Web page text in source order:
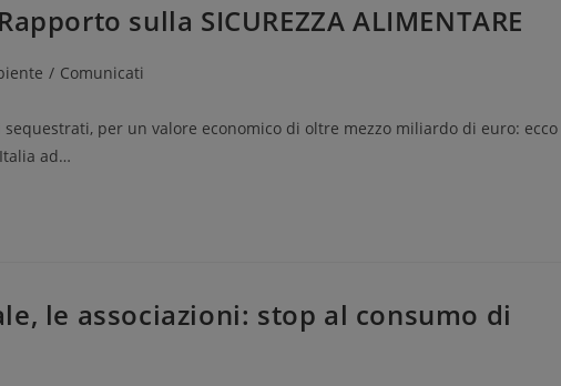
sulla SICUREZZA ALIMENTARE
/ Comunicati
per un valore economico di oltre mezzo miliardo di euro: ecco
ad…
le associazioni: stop al consumo di